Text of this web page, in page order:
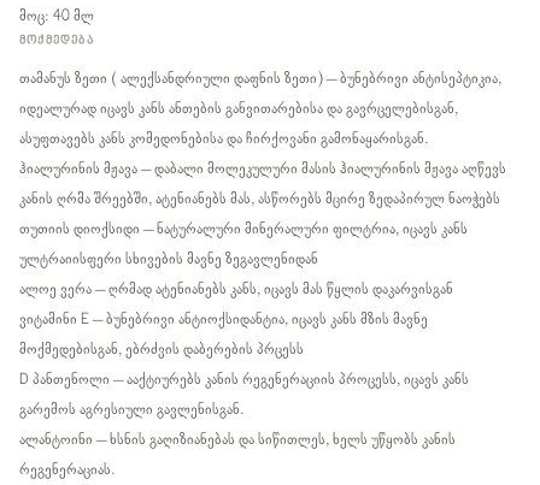
მოც: 40 მლ
ᲛᲝᲥᲛᲔᲓᲔᲑᲐ
თამანუს ზეთი ( ალექსანდრიული დაფნის ზეთი) – ბუნებრივი ანტისეპტიკია,
იდეალურად იცავს კანს ანთების განვითარებისა და გავრცელებისგან,
ასუფთავებს კანს კომედონებისა და ჩირქოვანი გამონაყარისგან.
ჰიალურინის მჟავა – დაბალი მოლეკულური მასის ჰიალურინის მჟავა აღწევს
კანის ღრმა შრეებში, ატენიანებს მას, ასწორებს მცირე ზედაპირულ ნაოჭებს
თუთიის დიოქსიდი – ნატურალური მინერალური ფილტრია, იცავს კანს
ულტრაიისფერი სხივების მავნე ზეგავლენიდან
ალოე ვერა – ღრმად ატენიანებს კანს, იცავს მას წყლის დაკარვისგან
ვიტამინი E – ბუნებრივი ანტიოქსიდანტია, იცავს კანს მზის მავნე
მოქმედებისგან, ებრძვის დაბერების პრცესს
D პანთენოლი – ააქტიურებს კანის რეგენერაციის პროცესს, იცავს კანს
გარემოს აგრესიული გავლენისგან.
ალანტოინი – ხსნის გაღიზიანებას და სიწითლეს, ხელს უწყობს კანის
რეგენერაციას.